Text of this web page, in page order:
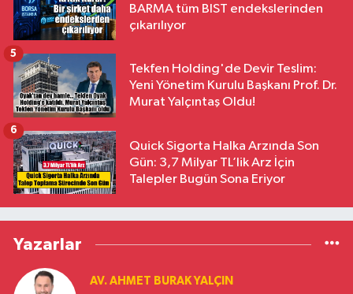
BARMA tüm BIST endekslerinden
çıkarılıyor
Tekfen Holding'de Devir Teslim:
Yeni Yönetim Kurulu Başkanı Prof. Dr.
Murat Yalçıntaş Oldu!
5
Quick Sigorta Halka Arzında Son
Gün: 3,7 Milyar TL’lik Arz İçin
Talepler Bugün Sona Eriyor
6
Yazarlar
AV. AHMET BURAK YALÇIN